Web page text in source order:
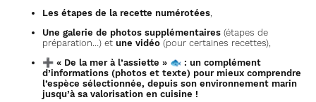
Les étapes de la recette numérotées,
Une galerie de photos supplémentaires (étapes de
préparation…) et une vidéo (pour certaines recettes),
➕ « De la mer à l’assiette » 🐟 : un complément
d’informations (photos et texte) pour mieux comprendre
l’espèce sélectionnée, depuis son environnement marin
jusqu’à sa valorisation en cuisine !